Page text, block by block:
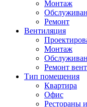
Монтаж
Ремонт
Вентиляция
Монтаж
Ремонт
Тип помещения
Квартира
Офис
Рестораны